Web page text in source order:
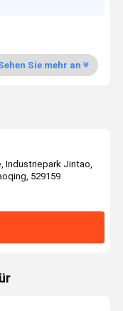
Sie mehr an
Industriepark Jintao,
529159